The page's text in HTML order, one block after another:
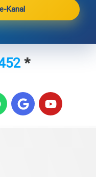
Kanal
*
G
o
Y
o